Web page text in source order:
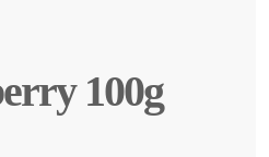
100g